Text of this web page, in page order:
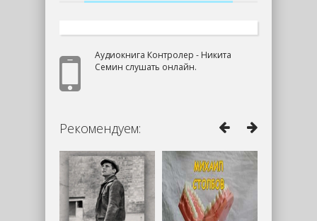
Аудиокнига Контролер - Никита
Семин слушать онлайн.
Рекомендуем: